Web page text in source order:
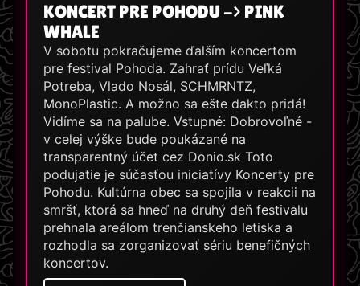
KONCERT PRE POHODU -> PINK
WHALE
V sobotu pokračujeme ďalším koncertom
pre festival Pohoda. Zahrať prídu Veľká
Potreba, Vlado Nosál, SCHMRNTZ,
MonoPlastic. A možno sa ešte dakto pridá!
Vidíme sa na palube. Vstupné: Dobrovoľné -
v celej výške bude poukázané na
transparentný účet cez Donio.sk Toto
podujatie je súčasťou iniciatívy Koncerty pre
Pohodu. Kultúrna obec sa spojila v reakcii na
smršť, ktorá sa hneď na druhý deň festivalu
prehnala areálom trenčianskeho letiska a
rozhodla sa zorganizovať sériu benefičných
koncertov.